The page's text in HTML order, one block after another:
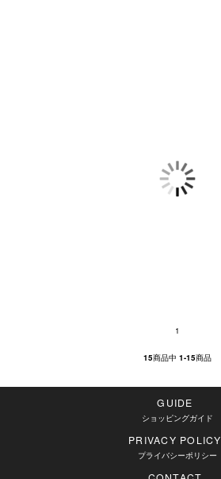
1
15商品中 1-15商品
GUIDE
ショッピングガイド
PRIVACY POLICY
プライバシーポリシー